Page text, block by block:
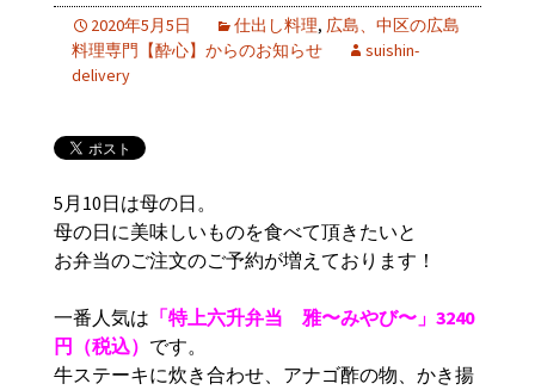
2020年5月5日 仕出し料理, 広島、中区の広島
料理専門【酔心】からのお知らせ
suishin-
delivery
5月10日は母の日。
母の日に美味しいものを食べて頂きたいと
お弁当のご注文のご予約が増えております！
一番人気は 「特上六升弁当 雅〜みやび〜」3240
円（税込） です。
牛ステーキに炊き合わせ、アナゴ酢の物、かき揚